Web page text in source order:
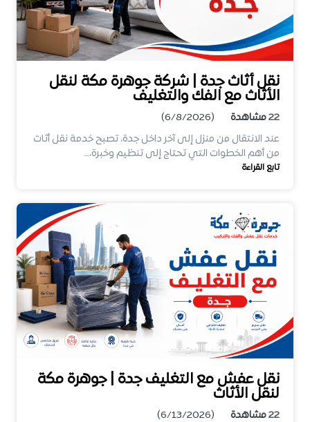
نقل أثاث جدة | شركة جوهرة مكة لنقل
الأثاث مع الفك والتغليف
22مشاهدة
(6/8/2026)
عند الانتقال من منزل إلى آخر داخل جدة، تصبح خدمة نقل أثاث
من أهم الخطوات التي تحتاج إلى تنظيم وخبرة،…
تابع القراءة
نقل عفش مع التغليف جدة | جوهرة مكة
لنقل الأثاث
22مشاهدة (6/13/2026)